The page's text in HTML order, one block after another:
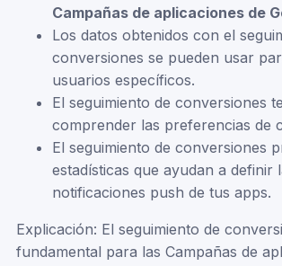
Campañas de aplicaciones de
Los datos obtenidos con el
conversiones se pueden usar
usuarios específicos.
El seguimiento de conversiones
comprender las preferencias de
El seguimiento de conversiones
estadísticas que ayudan a definir
notificaciones push de tus apps.
Explicación: El seguimiento de
fundamental para las Campañas de